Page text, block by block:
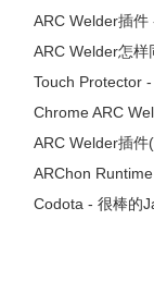
ARC Welder插件
ARC Welder怎样
Touch Protector -
Chrome ARC
ARC Welder插件
ARChon
Codota - 很棒的